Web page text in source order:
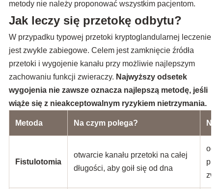
metody nie należy proponować wszystkim pacjentom.
Jak leczy się przetokę odbytu?
W przypadku typowej przetoki kryptoglandularnej leczenie
jest zwykle zabiegowe. Celem jest zamknięcie źródła
przetoki i wygojenie kanału przy możliwie najlepszym
zachowaniu funkcji zwieraczy. Najwyższy odsetek
wygojenia nie zawsze oznacza najlepszą metodę, jeśli
wiąże się z nieakceptowalnym ryzykiem nietrzymania.
Metoda Na czym polega?
Fistulotomia
otwarcie kanału przetoki na całej
długości, aby goił się od dna